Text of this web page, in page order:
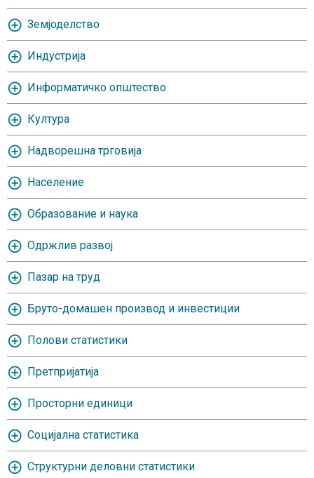
Земјоделство
Индустрија
Информатичко општество
Култура
Надворешна трговија
Население
Oбразование и наука
Одржлив развој
Пазар на труд
Бруто-домашен производ и инвестиции
Полови статистики
Претпријатија
Просторни единици
Социјална статистика
Структурни деловни статистики